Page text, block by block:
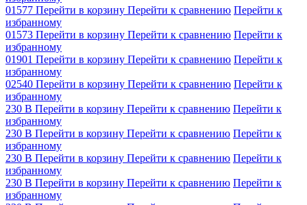
01577 Перейти в корзину Перейти к сравнению Перейти к
избранному
01573 Перейти в корзину Перейти к сравнению Перейти к
избранному
01901 Перейти в корзину Перейти к сравнению Перейти к
избранному
02540 Перейти в корзину Перейти к сравнению Перейти к
избранному
230 В Перейти в корзину Перейти к сравнению Перейти к
избранному
230 В Перейти в корзину Перейти к сравнению Перейти к
избранному
230 В Перейти в корзину Перейти к сравнению Перейти к
избранному
230 В Перейти в корзину Перейти к сравнению Перейти к
избранному